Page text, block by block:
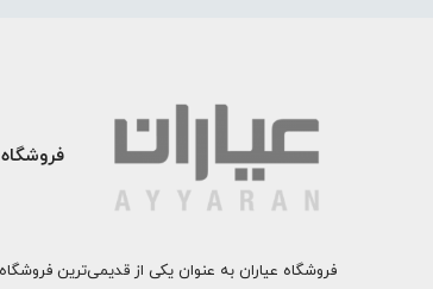
فروشگاه
فروشگاه عیاران به عنوان یکی از قدیمی‌ترین